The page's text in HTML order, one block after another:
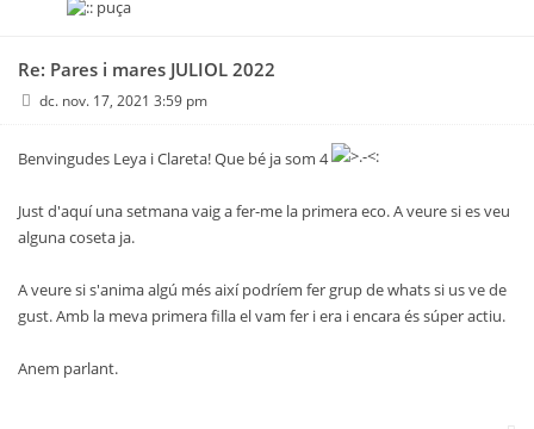
Re: Pares i mares JULIOL 2022
dc. nov. 17, 2021 3:59 pm
Benvingudes Leya i Clareta! Que bé ja som 4
Just d'aquí una setmana vaig a fer-me la primera eco. A veure si es veu
alguna coseta ja.
A veure si s'anima algú més així podríem fer grup de whats si us ve de
gust. Amb la meva primera filla el vam fer i era i encara és súper actiu.
Anem parlant.